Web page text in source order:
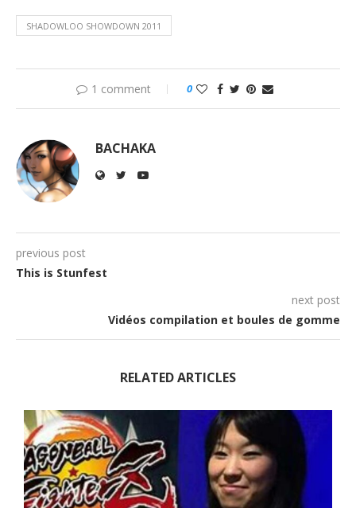
SHADOWLOO SHOWDOWN 2011
1 comment 0
BACHAKA
previous post
This is Stunfest
next post
Vidéos compilation et boules de gomme
RELATED ARTICLES